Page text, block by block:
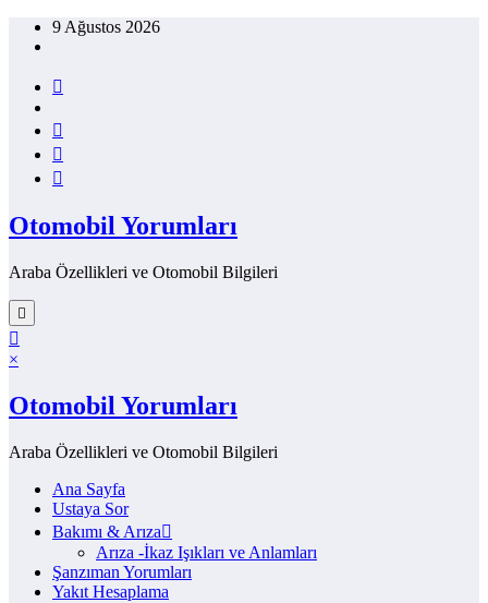
İçeriğe9 Ağustos 2026
Otomobil Yorumları
Araba Özellikleri ve Otomobil Bilgileri
×
Otomobil Yorumları
Araba Özellikleri ve Otomobil Bilgileri
Ana Sayfa
Ustaya Sor
Bakımı & Arıza
Arıza -İkaz Işıkları ve Anlamları
Şanzıman Yorumları
Yakıt Hesaplama